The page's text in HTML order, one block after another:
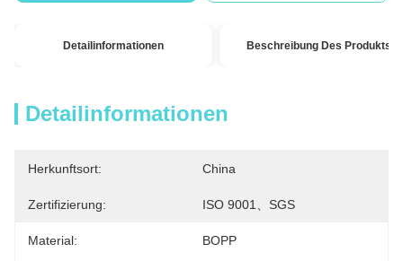
Detailinformationen Beschreibung Des Produkts
Detailinformationen
Herkunftsort: China
Zertifizierung: ISO 9001、SGS
Material: BOPP